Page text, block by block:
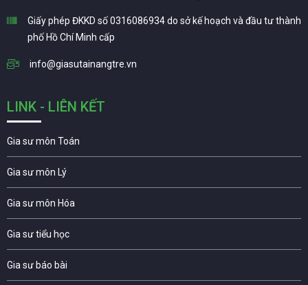
Giấy phép ĐKKD số 0316086934 do sở kế hoạch và đầu tư thành
phố Hồ Chí Minh cấp
info@giasutainangtre.vn
LINK - LIÊN KẾT
Gia sư môn Toán
Gia sư môn Lý
Gia sư môn Hóa
Gia sư tiểu học
Gia sư báo bài